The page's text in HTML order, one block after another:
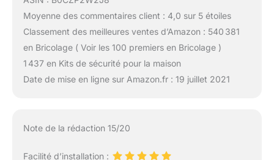
Moyenne des commentaires client : 4,0 sur 5 étoiles
Classement des meilleures ventes d’Amazon : 540 381
en Bricolage ( Voir les 100 premiers en Bricolage )
1 437 en Kits de sécurité pour la maison
Date de mise en ligne sur Amazon.fr : 19 juillet 2021
Note de la rédaction 15/20
Facilité d’installation :